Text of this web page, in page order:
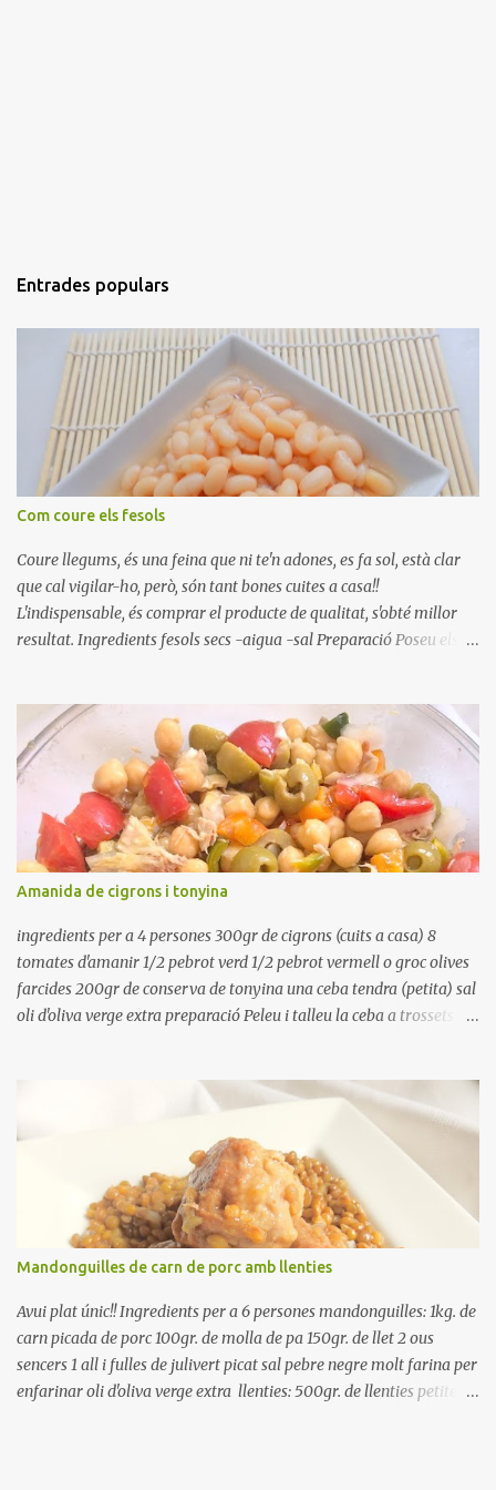
Entrades populars
Com coure els fesols
Coure llegums, és una feina que ni te'n adones, es fa sol, està clar
que cal vigilar-ho, però, són tant bones cuites a casa!!
L'indispensable, és comprar el producte de qualitat, s'obté millor
resultat. Ingredients fesols secs -aigua -sal Preparació Poseu els
quan arrenca el bull, canvieu l'aigua bullint, per aigua freda,
repetiu dues o tres vegades, abaixeu el foc i atureu la ebullició, dues
o tres vegades afegint aigua freda, han de coure a foc baix, quasi
be, sense bullir i sempre sempre, amb l'olla tapada, entre 1 hora i 1
hora i mitja. Saleu 10 minuts abans de retirar del foc. Heu de veure
vosaltres el moment en que ja estan cuites. Anotacions Deixeu
refredar en la mateixa olla. El caldo de coure els fesols, es pot
utilitzar per una crema o sopa. Ingredientes judias -agua -sal
Preparación Ponga las judías a r...
Amanida de cigrons i tonyina
ingredients per a 4 persones 300gr de cigrons (cuits a casa) 8
tomates d'amanir 1/2 pebrot verd 1/2 pebrot vermell o groc olives
farcides 200gr de conserva de tonyina una ceba tendra (petita) sal
oli d'oliva verge extra preparació Peleu i talleu la ceba a trossets i
Renteu les tomates i talleu-les a octaus. Talleu les olives a
rodanxes. Una hora abans de portar a la taula, poseu els cigrons,
ben escorreguts, en un bol, amb la resta d'ingredients: les tomates,
el pebrot, la ceba, (escorreguda), les olives i la tonyina esmicolada.
Amaniu amb sal i oli... bon profit!!
Mandonguilles de carn de porc amb llenties
Avui plat únic!! Ingredients per a 6 persones mandonguilles: 1kg. de
carn picada de porc 100gr. de molla de pa 150gr. de llet 2 ous
sencers 1 all i fulles de julivert picat sal pebre negre molt farina per
enfarinar oli d'oliva verge extra llenties: 500gr. de llenties petites